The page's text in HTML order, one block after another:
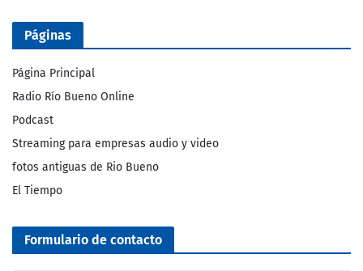
Páginas
Página Principal
Radio Río Bueno Online
Podcast
Streaming para empresas audio y video
fotos antiguas de Rio Bueno
El Tiempo
Formulario de contacto